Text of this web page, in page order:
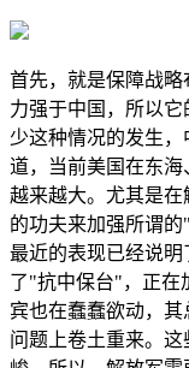
首先，就是保障战
力强于中国，所以
少这种情况的发生
道，当前美国在东
越来越大。尤其是
的功夫来加强所谓
最近的表现已经说
了"抗中保台"，正在
宾也在蠢蠢欲动，
问题上卷土重来。